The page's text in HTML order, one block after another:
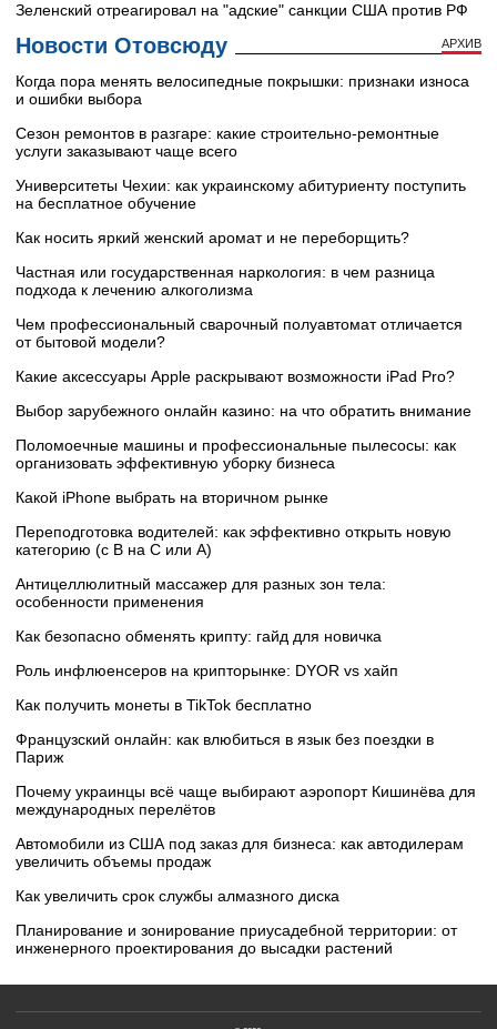
Зеленский отреагировал на "адские" санкции США против РФ
Новости Отовсюду АРХИВ
Когда пора менять велосипедные покрышки: признаки износа
и ошибки выбора
Сезон ремонтов в разгаре: какие строительно-ремонтные
услуги заказывают чаще всего
Университеты Чехии: как украинскому абитуриенту поступить
на бесплатное обучение
Как носить яркий женский аромат и не переборщить?
Частная или государственная наркология: в чем разница
подхода к лечению алкоголизма
Чем профессиональный сварочный полуавтомат отличается
от бытовой модели?
Какие аксессуары Apple раскрывают возможности iPad Pro?
Выбор зарубежного онлайн казино: на что обратить внимание
Поломоечные машины и профессиональные пылесосы: как
организовать эффективную уборку бизнеса
Какой iPhone выбрать на вторичном рынке
Переподготовка водителей: как эффективно открыть новую
категорию (с B на C или А)
Антицеллюлитный массажер для разных зон тела:
особенности применения
Как безопасно обменять крипту: гайд для новичка
Роль инфлюенсеров на крипторынке: DYOR vs хайп
Как получить монеты в TikTok бесплатно
Французский онлайн: как влюбиться в язык без поездки в
Париж
Почему украинцы всё чаще выбирают аэропорт Кишинёва для
международных перелётов
Автомобили из США под заказ для бизнеса: как автодилерам
увеличить объемы продаж
Как увеличить срок службы алмазного диска
Планирование и зонирование приусадебной территории: от
инженерного проектирования до высадки растений